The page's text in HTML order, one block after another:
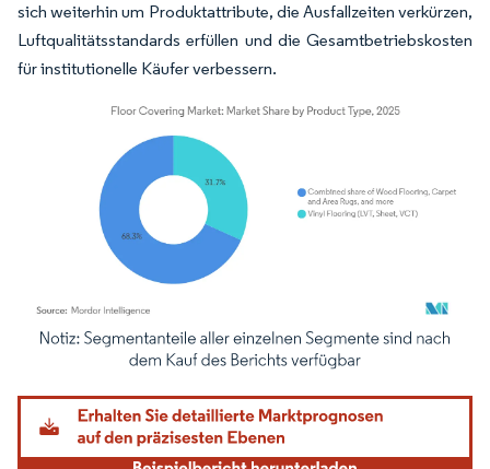
sich weiterhin um Produktattribute, die Ausfallzeiten verkürzen,
Luftqualitätsstandards erfüllen und die Gesamtbetriebskosten
für institutionelle Käufer verbessern.
Bild © Mordor Intelligence. Wiederverwendung erfordert Namensnennung